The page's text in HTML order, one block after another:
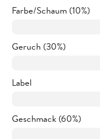
Farbe/Schaum (10%)
Geruch (30%)
Label
Geschmack (60%)